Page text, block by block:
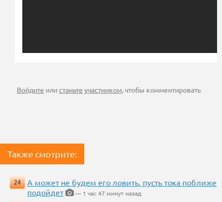
Войдите илистаньте участником, чтобы комментировать
Также смотрите:
24
А может не будем его ловить, пусть тока поближе
подойдет
— 1 час 47 минут назад